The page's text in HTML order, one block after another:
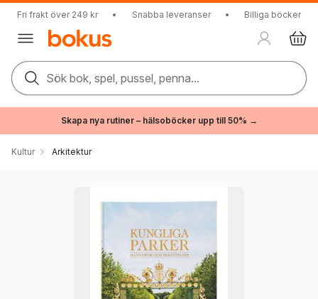
Fri frakt över 249 kr • Snabba leveranser • Billiga böcker
Sök bok, spel, pussel, penna...
Skapa nya rutiner – hälsoböcker upp till 50% →
Kultur Arkitektur